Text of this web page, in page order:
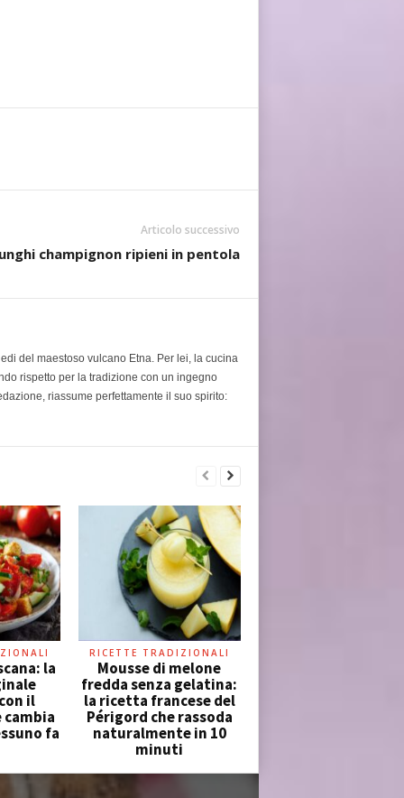
Articolo successivo
champignon ripieni in pentola
del maestoso vulcano Etna. Per lei, la cucina
rispetto per la tradizione con un ingegno
riassume perfettamente il suo spirito:
la
il
cambia
fa
RICETTE TRADIZIONALI
Mousse di melone
fredda senza gelatina:
la ricetta francese del
Périgord che rassoda
naturalmente in 10
minuti